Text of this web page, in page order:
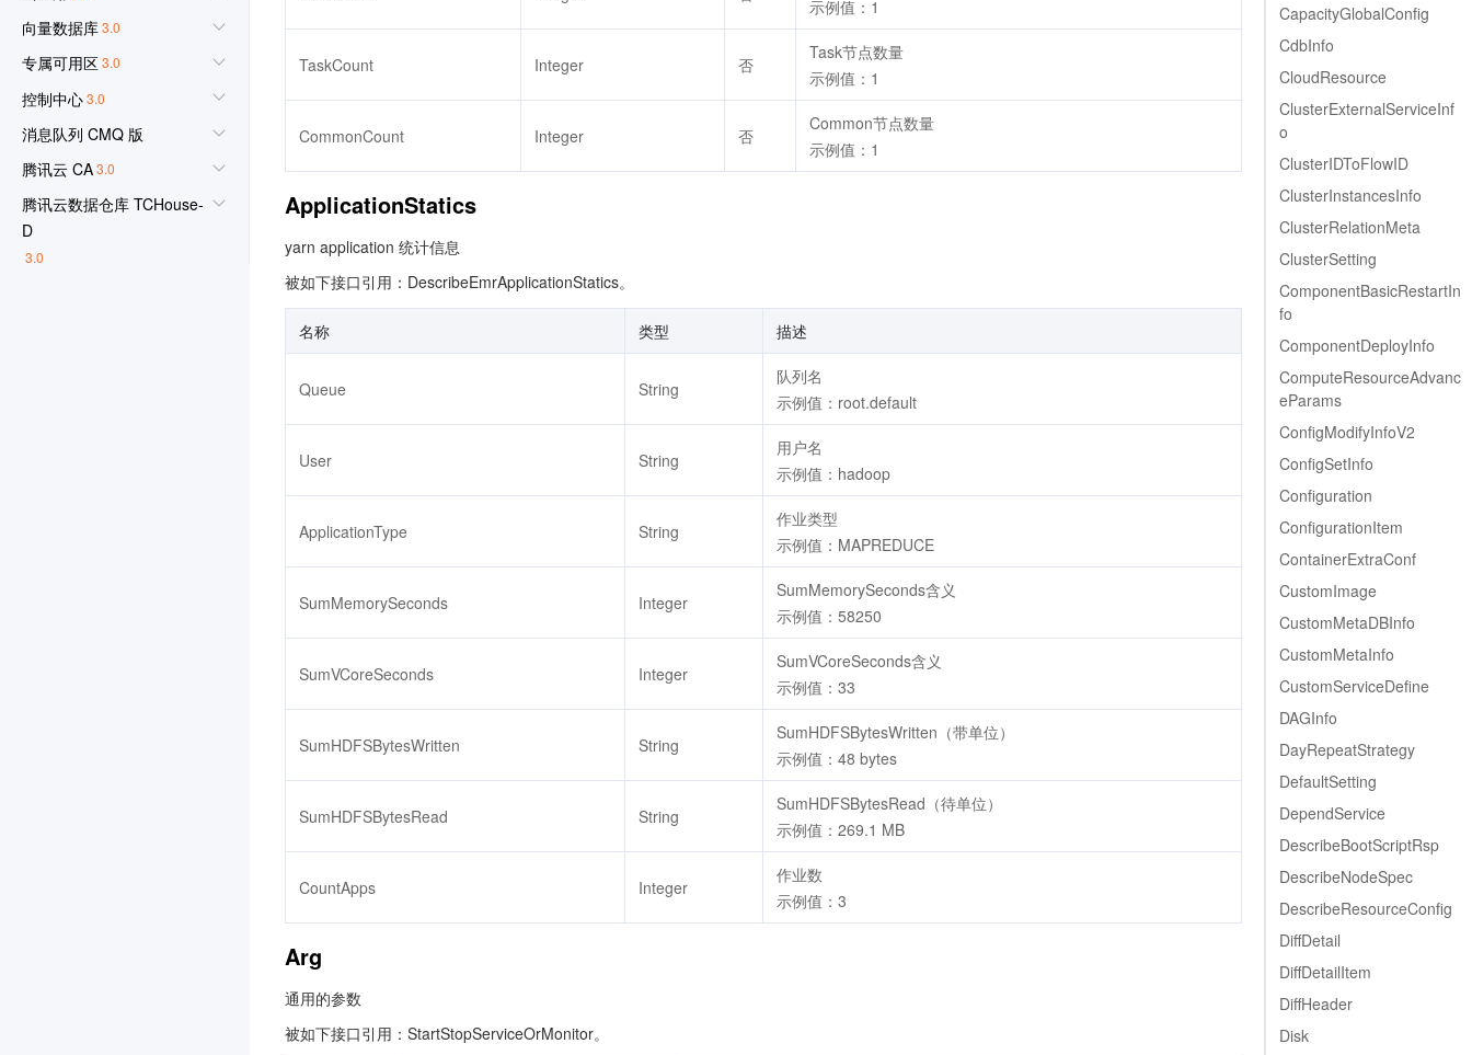
向量数据库3.0
专属可用区3.0
控制中心3.0
消息队列 CMQ 版
腾讯云 CA3.0
腾讯云数据仓库 TCHouse-
D
3.0
CapacityGlobalConfig
CdbInfo
CloudResource
ClusterExternalServiceInf
o
ClusterIDToFlowID
ClusterInstancesInfo
ClusterRelationMeta
ClusterSetting
ComponentBasicRestartIn
fo
ComponentDeployInfo
ComputeResourceAdvanc
eParams
ConfigModifyInfoV2
ConfigSetInfo
Configuration
ConfigurationItem
ContainerExtraConf
CustomImage
CustomMetaDBInfo
CustomMetaInfo
CustomServiceDefine
DAGInfo
DayRepeatStrategy
DefaultSetting
DependService
DescribeBootScriptRsp
DescribeNodeSpec
DescribeResourceConfig
DiffDetail
DiffDetailItem
DiffHeader
Disk
示例值：1
TaskCount Integer 否
Task节点数量
示例值：1
CommonCount Integer 否
Common节点数量
示例值：1
ApplicationStatics
yarn application 统计信息
被如下接口引用：DescribeEmrApplicationStatics。
名称 类型 描述
Queue String
队列名
示例值：root.default
User String
用户名
示例值：hadoop
ApplicationType String
作业类型
示例值：MAPREDUCE
SumMemorySeconds Integer
SumMemorySeconds含义
示例值：58250
SumVCoreSeconds Integer
SumVCoreSeconds含义
示例值：33
SumHDFSBytesWritten String
SumHDFSBytesWritten（带单位）
示例值：48 bytes
SumHDFSBytesRead String
SumHDFSBytesRead（待单位）
示例值：269.1 MB
CountApps Integer
作业数
示例值：3
Arg
通用的参数
被如下接口引用：StartStopServiceOrMonitor。